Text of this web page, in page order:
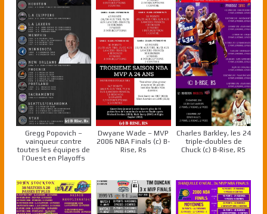
Gregg Popovich –
vainqueur contre
toutes les équipes de
l’Ouest en Playoffs
Dwyane Wade – MVP
2006 NBA Finals (c) B-
Rise, Rs
Charles Barkley, les 24
triple-doubles de
Chuck (c) B-Rise, RS